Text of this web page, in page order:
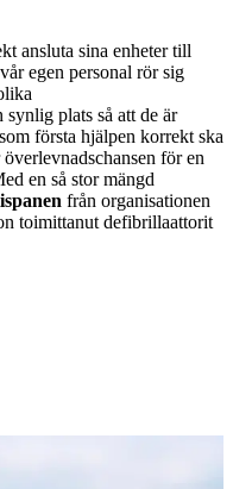
ansluta sina enheter till
egen personal rör sig
plats så att de är
första hjälpen korrekt ska
för en
en så stor mängd
från organisationen
toimittanut defibrillaattorit